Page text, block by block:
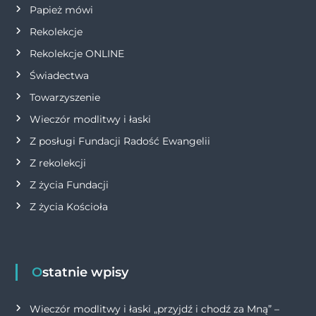
s
u
Papież mówi
Rekolekcje
Rekolekcje ONLINE
Świadectwa
Towarzyszenie
Wieczór modlitwy i łaski
Z posługi Fundacji Radość Ewangelii
Z rekolekcji
Z życia Fundacji
Z życia Kościoła
Ostatnie wpisy
Wieczór modlitwy i łaski „przyjdź i chodź za Mną” –